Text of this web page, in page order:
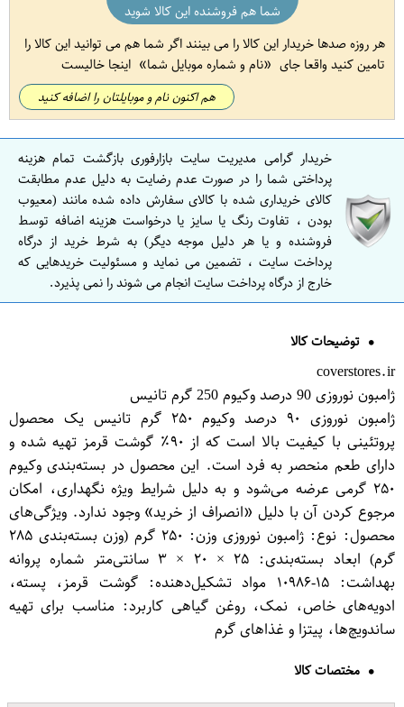
شما هم فروشنده این کالا شوید
هر روزه صدها خریدار این کالا را می بینند اگر شما هم می توانید این کالا را
تامین کنید واقعا جای
نام و شماره موبایل شما اینجا خالیست
هم اکنون نام و موبایلتان را اضافه کنید
خریدار گرامی مدیریت سایت بازارفوری بازگشت تمام هزینه
پرداختی شما را در صورت عدم رضایت به دلیل عدم مطابقت
کالای خریداری شده با کالای سفارش داده شده مانند (معیوب
بودن ، تفاوت رنگ یا سایز یا درخواست هزینه اضافه توسط
فروشنده و یا هر دلیل موجه دیگر) به شرط خرید از درگاه
پرداخت سایت ، تضمین می نماید و مسئولیت خریدهایی که
خارج از درگاه پرداخت سایت انجام می شوند را نمی پذیرد.
توضیحات کالا
coverstores.ir
ژامبون نوروزی 90 درصد وکیوم 250 گرم تانیس
ژامبون نوروزی ۹۰ درصد وکیوم ۲۵۰ گرم تانیس یک محصول
پروتئینی با کیفیت بالا است که از ۹۰٪ گوشت قرمز تهیه شده و
دارای طعم منحصر به فرد است. این محصول در بسته‌بندی وکیوم
۲۵۰ گرمی عرضه می‌شود و به دلیل شرایط ویژه نگهداری، امکان
مرجوع کردن آن با دلیل «انصراف از خرید» وجود ندارد. ویژگی‌های
محصول: نوع: ژامبون نوروزی وزن: ۲۵۰ گرم (وزن بسته‌بندی ۲۸۵
گرم) ابعاد بسته‌بندی: ۲۵ × ۲۰ × ۳ سانتی‌متر شماره پروانه
بهداشت: ۱۵-۱۰۹۸۶ مواد تشکیل‌دهنده: گوشت قرمز، پسته،
ادویه‌های خاص، نمک، روغن گیاهی کاربرد: مناسب برای تهیه
ساندویچ‌ها، پیتزا و غذاهای گرم
مختصات کالا